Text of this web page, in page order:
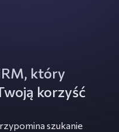
który
korzyść
szukanie